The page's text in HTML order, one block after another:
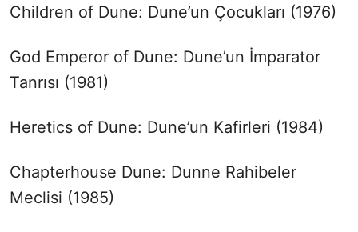
Children of Dune: Dune’un Çocukları (1976)
God Emperor of Dune: Dune’un İmparator
Tanrısı (1981)
Heretics of Dune: Dune’un Kafirleri (1984)
Chapterhouse Dune: Dunne Rahibeler
Meclisi (1985)